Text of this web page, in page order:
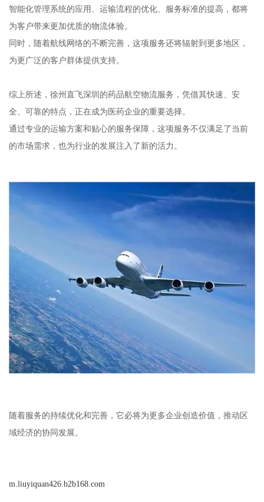
智能化管理系统的应用、运输流程的优化、服务标准的提高，都将
为客户带来更加优质的物流体验。
同时，随着航线网络的不断完善，这项服务还将辐射到更多地区，
为更广泛的客户群体提供支持。
综上所述，徐州直飞深圳的药品航空物流服务，凭借其快速、安
全、可靠的特点，正在成为医药企业的重要选择。
通过专业的运输方案和贴心的服务保障，这项服务不仅满足了当前
的市场需求，也为行业的发展注入了新的活力。
随着服务的持续优化和完善，它必将为更多企业创造价值，推动区
域经济的协同发展。
m.liuyiquan426.b2b168.com